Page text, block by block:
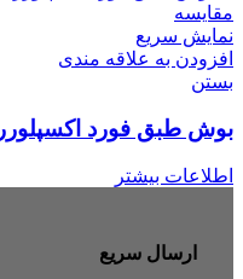
مقایسه
نمایش سریع
افزودن به علاقه مندی
بستن
بوش طبق فورد اکسپلورر
اطلاعات بیشتر
ارسال سریع